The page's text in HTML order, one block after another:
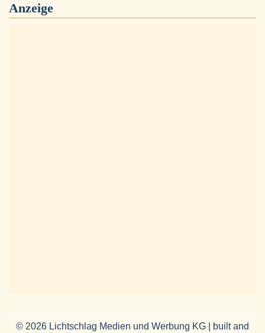
Anzeige
© 2026 Lichtschlag Medien und Werbung KG | built and